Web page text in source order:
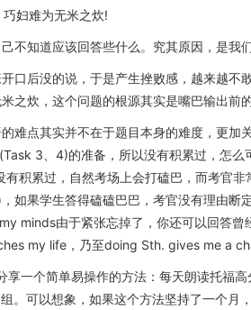
妇难为无米之炊!
不知道应该回答些什么。究其原因，是我
口后没的说，于是产生挫败感，越来越
之炊，这个问题的根源其实是嘴巴输出前
难点其实并不在于题目本身的难度，更
3、4)的准备，所以没有积累过，怎么
有积累过，自然考场上会打磕巴，而考官
如果学生答得磕磕巴巴，考官没有理由
minds由于紧张忘掉了，你还可以回答
my life，乃至doing Sth. gives me a
享一个简单易操作的方法：每天朗读托福
。可以想象，如果这个方法坚持了一个月